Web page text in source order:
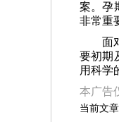
案。孕
非常重
面
要初期
用科学
本广告
当前文章